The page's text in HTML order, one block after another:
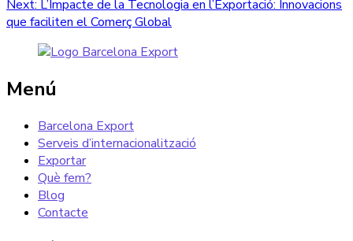
d'entrades
post:
Next: Next
post:
L’Impacte de la Tecnologia en l’Exportació: Innovacions
que faciliten el Comerç Global
Menú
Barcelona Export
Serveis d’internacionalització
Exportar
Què fem?
Blog
Contacte